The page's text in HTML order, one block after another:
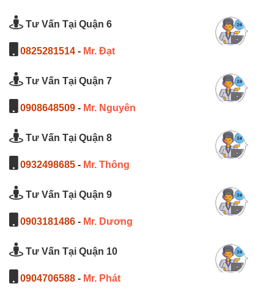
Tư Vấn Tại Quận 6
0825281514 - Mr. Đạt
Tư Vấn Tại Quận 7
0908648509 - Mr. Nguyên
Tư Vấn Tại Quận 8
0932498685 - Mr. Thông
Tư Vấn Tại Quận 9
0903181486 - Mr. Dương
Tư Vấn Tại Quận 10
0904706588 - Mr. Phát